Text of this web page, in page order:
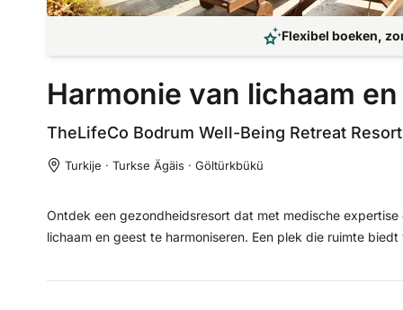
Flexibel boeken,
Harmonie van lichaam
TheLifeCo Bodrum Well-Being Retreat Resort
Turkije · Turkse Ägäis · Göltürkbükü
Ontdek een gezondheidsresort dat met medische
lichaam en geest te harmoniseren. Een plek die ruimte